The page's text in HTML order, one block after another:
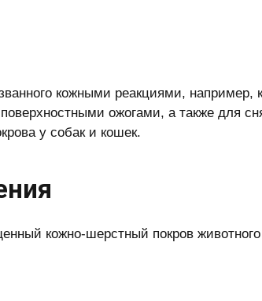
кожными реакциями, например,
ожогами, а также для
у собак и кошек.
кожно-шерстный покров животного